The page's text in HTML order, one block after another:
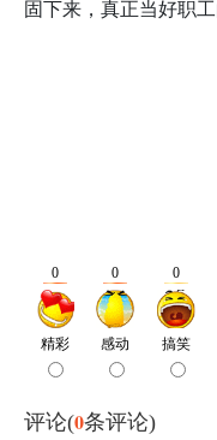
固下来，真正当好职
评论(0条评论)